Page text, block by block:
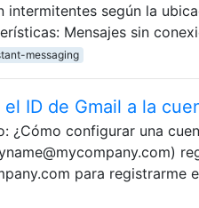
intermitentes según la
Mensajes sin
messaging
el ID de Gmail a la
¿Cómo configurar una
para registrarme